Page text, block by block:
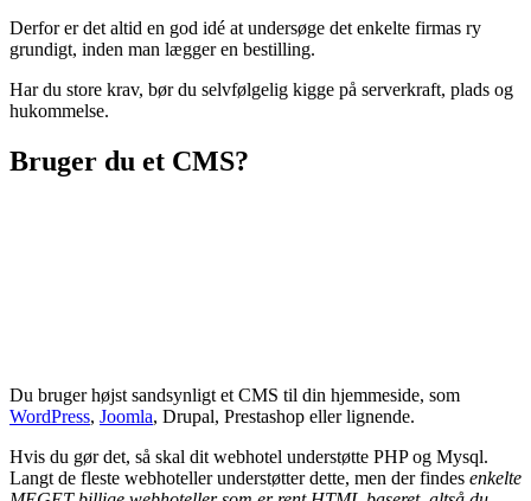
Derfor er det altid en god idé at undersøge det enkelte firmas ry
grundigt, inden man lægger en bestilling.
Har du store krav, bør du selvfølgelig kigge på serverkraft, plads og
hukommelse.
Bruger du et CMS?
Du bruger højst sandsynligt et CMS til din hjemmeside, som
WordPress, Joomla, Drupal, Prestashop eller lignende.
Hvis du gør det, så skal dit webhotel understøtte PHP og Mysql.
Langt de fleste webhoteller understøtter dette, men der findes enkelte